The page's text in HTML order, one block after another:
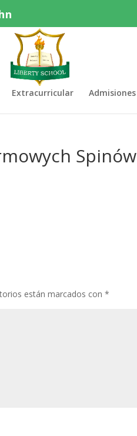
Extracurricular Admisiones
Spinów
están marcados con*